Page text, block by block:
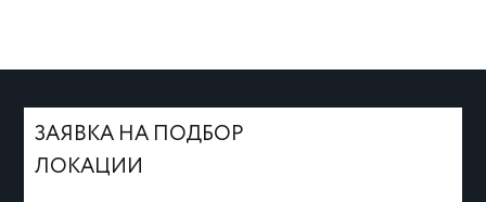
ЗАЯВКА НА ПОДБОР
ЛОКАЦИИ